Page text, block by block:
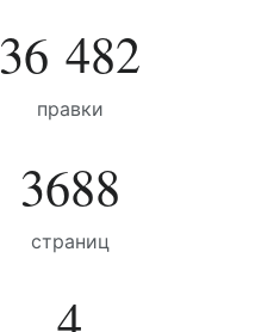
36 482
правки
3688
страниц